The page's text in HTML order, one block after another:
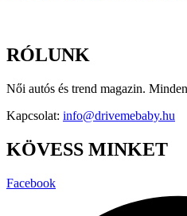
RÓLUNK
Női autós és trend magazin.
Kapcsolat: info@drivemebaby.hu
KÖVESS MINKET
Facebook